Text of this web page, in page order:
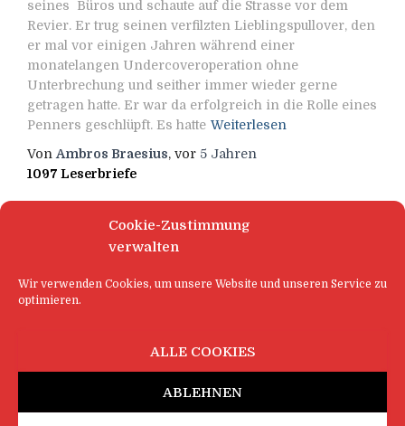
Cookie-Zustimmung
verwalten
Wir verwenden Cookies, um unsere Website und unseren Service zu
optimieren.
ALLE COOKIES
ABLEHNEN
seines Büros und schaute auf die Strasse vor dem
Revier. Er trug seinen verfilzten Lieblingspullover, den
er mal vor einigen Jahren während einer
monatelangen Undercoveroperation ohne
Unterbrechung und seither immer wieder gerne
getragen hatte. Er war da erfolgreich in die Rolle eines
Penners geschlüpft. Es hatte Weiterlesen
VonAmbros Braesius, vor 5 Jahren
1097 Leserbriefe